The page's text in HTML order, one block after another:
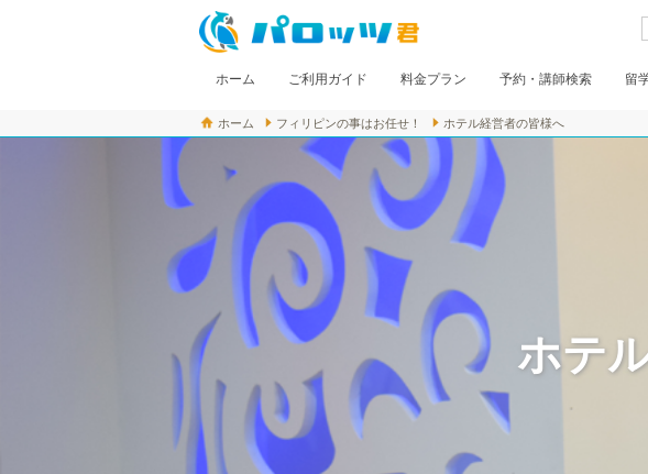
ホーム ご利用ガイド
パロッツ君とは
初めての方へ
レッスンの流れ
よくある質問
料金プラン 予約・講師検索 留
ホーム フィリピンの事はお任せ！ ホテル経営者の皆様へ
ホテ